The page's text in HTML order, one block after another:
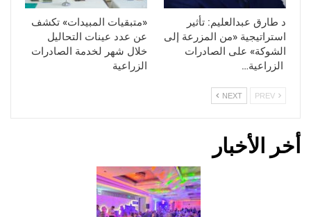
د طارق عبدالعليم: تأثير
استراتيجية «من المزرعة إلى
الشوكة» على الصادرات
الزراعية…
«متبقيات المبيدات» تكشف
عن عدد عينات التحاليل
خلال شهر لخدمة الصادرات
الزراعية
NEXT
أخر الأخبار